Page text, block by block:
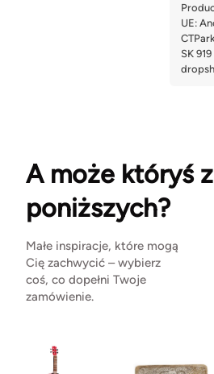
A może któryś z
poniższych?
Małe inspiracje, które mogą
Cię zachwycić – wybierz
coś, co dopełni Twoje
zamówienie.